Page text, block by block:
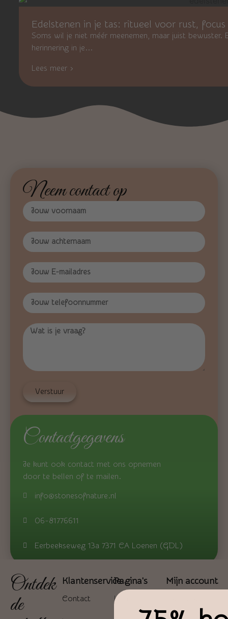
Edelstenen in je tas: ritueel voor rust, focus
Soms wil je niet méér meenemen, maar juist bewuster.
herinnering in je...
Lees meer ›
Neem contact op
Verstuur
Contactgegevens
Je kunt ook contact met ons opnemen
door te bellen of te mailen.
info@stonesofnature.nl
06-81776611
Eerbeekseweg 13a 7371 CA Loenen (GDL)
Ontdek
de
Klantenservice
Contact
Pagina's
Home
Mijn account